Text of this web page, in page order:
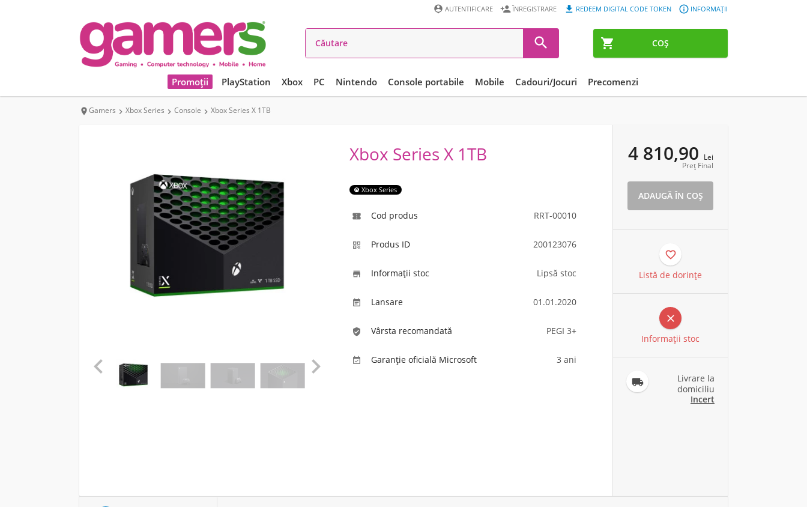
 COȘ
 INFORMAȚII
 REDEEM DIGITAL CODE TOKEN
ÎNREGISTRARE
 AUTENTIFICARE

Promoții PlayStation Xbox PC Nintendo Console portabile Mobile Cadouri/Jocuri Precomenzi
Gamers  Xbox Series  Console  Xbox Series X 1TB
 
Xbox Series X 1TB
Xbox Series
 Cod produs RRT-00010
 Produs ID 200123076
 Informaţii stoc Lipsă stoc
 Lansare 01.01.2020
verified_user Vârsta recomandată PEGI 3+
 Garanție oficială Microsoft 3 ani
4 810,90 Lei
Preț Final

Listă de dorințe

Informaţii stoc

Livrare la
domiciliu
Incert